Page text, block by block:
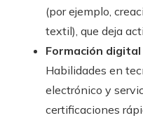
(por ejemplo,
textil), que deja
Formación
Habilidades en
electrónico y
certificaciones